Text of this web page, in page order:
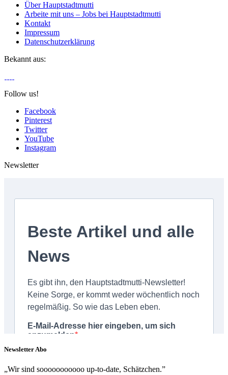
Über Hauptstadtmutti
Arbeite mit uns – Jobs bei Hauptstadtmutti
Kontakt
Impressum
Datenschutzerklärung
Bekannt aus:
Follow us!
Facebook
Pinterest
Twitter
YouTube
Instagram
Newsletter
Newsletter Abo
„Wir sind sooooooooooo up-to-date, Schätzchen.”